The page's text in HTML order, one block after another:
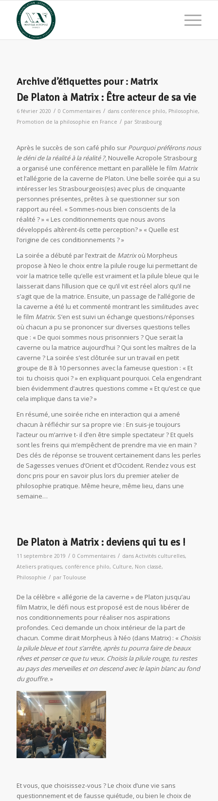
Archive d’étiquettes pour : Matrix
De Platon à Matrix : Être acteur de sa vie
6 février 2020 / 0 Commentaires / dans conférence philo, Philosophie,
Promotion de la philosophie en France / par Strasbourg
Après le succès de son café philo sur Pourquoi préférons nous
le déni de la réalité à la réalité ?, Nouvelle Acropole Strasbourg
a organisé une conférence mettant en parallèle le film Matrix
et l’allégorie de la caverne de Platon. Une belle soirée qui a su
intéresser les Strasbourgeois(es) avec plus de cinquante
personnes présentes, prêtes à se questionner sur son
rapport au réel. « Sommes-nous bien conscients de la
réalité ? » « Les conditionnements que nous avons
développés altèrent-ils cette perception? » « Quelle est
l’origine de ces conditionnements ? »
La soirée a débuté par l’extrait de Matrixoù Morpheus
propose à Neo le choix entre la pilule rouge lui permettant de
voir la matrice telle qu’elle est vraiment et la pilule bleue qui le
laisserait dans l’illusion que ce qu’il vit est réel alors qu’il ne
s’agit que de la matrice. Ensuite, un passage de l’allégorie de
la caverne a été lu et commenté montrant les similitudes avec
le film Matrix. S’en est suivi un échange questions/réponses
où chacun a pu se prononcer sur diverses questions telles
que : « De quoi sommes nous prisonniers ? Que serait la
caverne ou la matrice aujourd’hui ? Qui sont les maîtres de la
caverne ? La soirée s’est clôturée sur un travail en petit
groupe de 8 à 10 personnes avec la fameuse question : « Et
toi tu choisis quoi ? » en expliquant pourquoi. Cela engendrant
bien évidemment d’autres questions comme « Et qu’est ce que
cela implique dans ta vie? »
En résumé, une soirée riche en interaction qui a amené
chacun à réfléchir sur sa propre vie : En suis-je toujours
l’acteur ou m’arrive t- il d’en être simple spectateur ? Et quels
sont les freins qui m’empêchent de prendre ma vie en main ?
Des clés de réponse se trouvent certainement dans les perles
de Sagesses venues d’Orient et d’Occident. Rendez vous est
donc pris pour en savoir plus lors du premier atelier de
philosophie pratique. Même heure, même lieu, dans une
semaine…
De Platon à Matrix : deviens qui tu es !
11 septembre 2019 / 0 Commentaires / dans Activités culturelles,
Ateliers pratiques, conférence philo, Culture, Non classé,
Philosophie / parToulouse
De la célèbre « allégorie de la caverne » de Platon jusqu’au
film Matrix, le défi nous est proposé est de nous libérer de
nos conditionnements pour réaliser nos aspirations
profondes. Ceci demande un choix intérieur de la part de
chacun. Comme dirait Morpheus à Néo (dans Matrix) : « Choisis
la pilule bleue et tout s’arrête, après tu pourra faire de beaux
rêves et penser ce que tu veux. Choisis la pilule rouge, tu restes
au pays des merveilles et on descend avec le lapin blanc au fond
du gouffre.»
Et vous, que choisissez-vous ? Le choix d’une vie sans
questionnement et de fausse quiétude, ou bien le choix de